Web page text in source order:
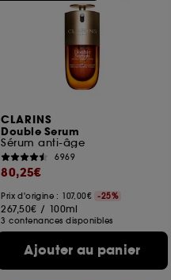
CLARINS
Double Serum
Sérum anti-âge
6969
80,25€
Prix d'origine : 107,00€ -25%
267,50€ / 100ml
3 contenances disponibles
Ajouter au panier